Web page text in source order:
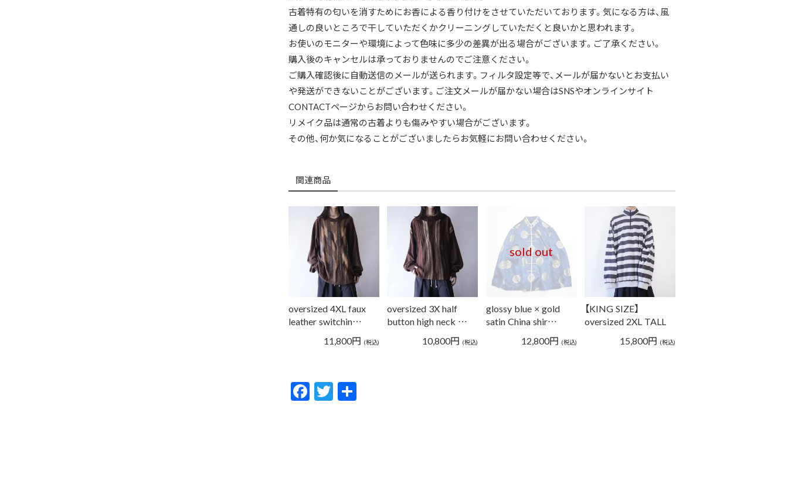
古着特有の匂いを消すためにお香による香り付けをさせていただいております。気になる方は、風
通しの良いところで干していただくかクリーニングしていただくと良いかと思われます。
お使いのモニターや環境によって色味に多少の差異が出る場合がございます。ご了承ください。
購入後のキャンセルは承っておりませんのでご注意ください。
ご購入確認後に自動送信のメールが送られます。フィルタ設定等で、メールが届かないとお支払い
や発送ができないことがございます。ご注文メールが届かない場合はSNSやオンラインサイト
CONTACTページからお問い合わせください。
リメイク品は通常の古着よりも傷みやすい場合がございます。
その他、何か気になることがございましたらお気軽にお問い合わせください。
関連商品
oversized 4XL faux
leather switchin…
11,800円 (税込)
oversized 3X half
button high neck …
10,800円 (税込)
sold out
glossy blue × gold
satin China shir…
12,800円 (税込)
【KING SIZE】
oversized 2XL TALL
15,800円 (税込)
F
ac
T
w